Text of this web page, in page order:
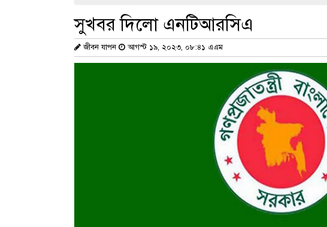
সুখবর দিলো এনটিআরসিএ
জীবন যাপন আগস্ট ১৯, ২০২৩, ০৮:৪১ এএম